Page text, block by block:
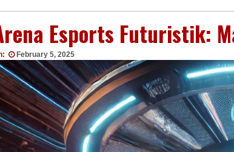
Esports Futuristik:
February 5, 2025